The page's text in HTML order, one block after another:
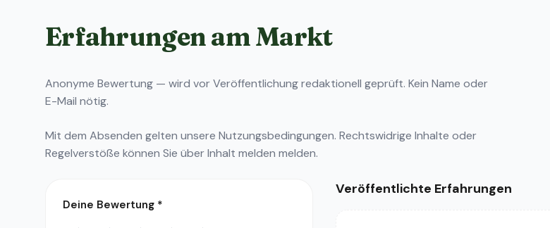
Erfahrungen am Markt
Anonyme Bewertung — wird vor Veröffentlichung redaktionell geprüft. Kein Name oder
E-Mail nötig.
Mit dem Absenden gelten unsere Nutzungsbedingungen. Rechtswidrige Inhalte oder
Regelverstöße können Sie überInhalt melden melden.
Deine Bewertung *
Veröffentlichte Erfahrungen